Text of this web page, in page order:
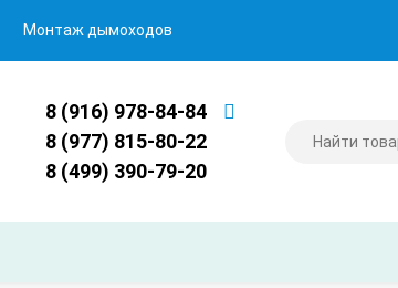
Монтаж дымоходов
8 (916) 978-84-84
8 (977) 815-80-22
8 (499) 390-79-20